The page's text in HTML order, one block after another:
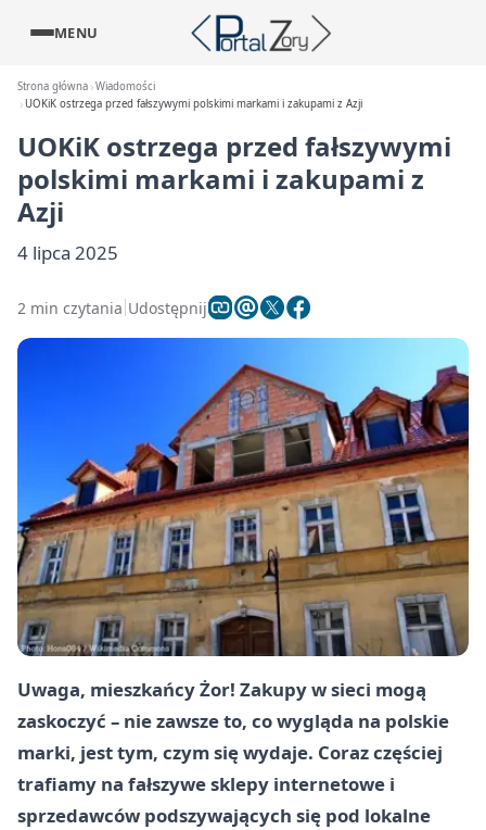
MENU
Strona główna Wiadomości
UOKiK ostrzega przed fałszywymi polskimi markami i zakupami z Azji
UOKiK ostrzega przed fałszywymi
polskimi markami i zakupami z
Azji
4 lipca 2025
2 min czytania Udostępnij
Uwaga, mieszkańcy Żor! Zakupy w sieci mogą
zaskoczyć – nie zawsze to, co wygląda na polskie
marki, jest tym, czym się wydaje. Coraz częściej
trafiamy na fałszywe sklepy internetowe i
sprzedawców podszywających się pod lokalne